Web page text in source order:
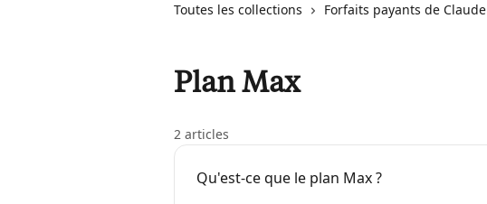
Toutes les collections Forfaits payants de Claude
Plan Max
2 articles
Qu'est-ce que le plan Max ?